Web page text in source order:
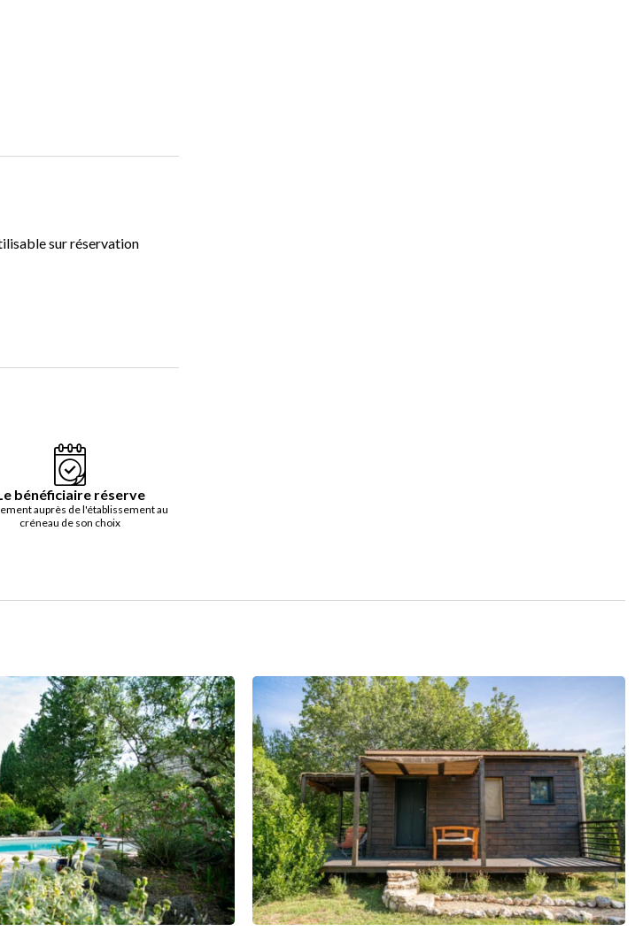
sur réservation
bénéficiaire réserve
auprès de l'établissement au
créneau de son choix